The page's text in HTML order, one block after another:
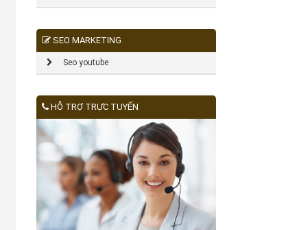
SEO MARKETING
Seo youtube
HỖ TRỢ TRỰC TUYẾN